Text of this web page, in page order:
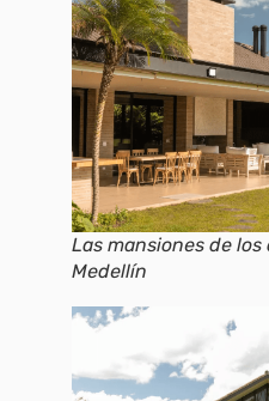
Las mansiones de
Medellín